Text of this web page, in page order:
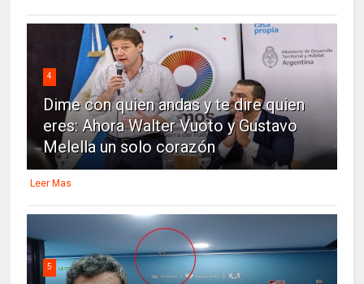
4
Dime con quien andas y te dire quien
eres: Ahora Walter Vuoto y Gustavo
Melella un solo corazón
Leer Mas
5